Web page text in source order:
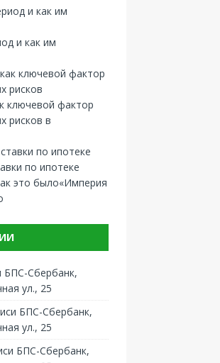
и как им
ключевой фактор
рисков в
по ипотеке
«Империя
БПС-Сбербанк,
ул., 25
БПС-Сбербанк,
ул., 25
БПС-Сбербанк,